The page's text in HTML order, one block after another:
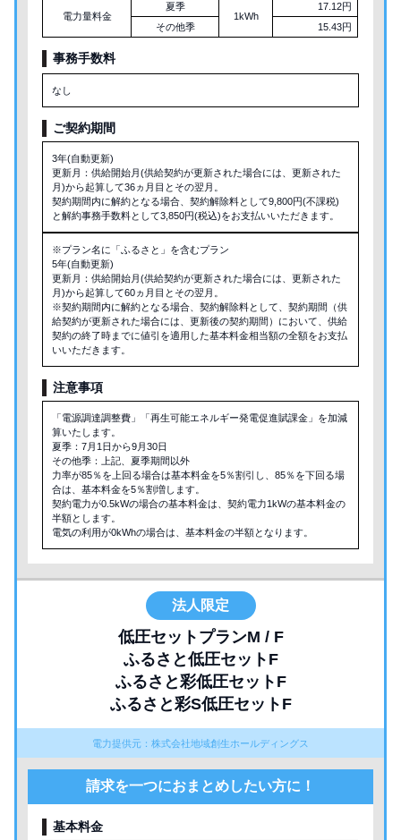
電力量料金
夏季
1kWh
17.12円
その他季
15.43円
事務手数料
なし
ご契約期間
3年(自動更新)
更新月：供給開始月(供給契約が更新された場合には、更新された
月)から起算して36ヵ月目とその翌月。
契約期間内に解約となる場合、契約解除料として9,800円(不課税)
と解約事務手数料として3,850円(税込)をお支払いいただきます。
※プラン名に「ふるさと」を含むプラン
5年(自動更新)
更新月：供給開始月(供給契約が更新された場合には、更新された
月)から起算して60ヵ月目とその翌月。
※契約期間内に解約となる場合、契約解除料として、契約期間（供
給契約が更新された場合には、更新後の契約期間）において、供給
契約の終了時までに値引を適用した基本料金相当額の全額をお支払
いいただきます。
注意事項
「電源調達調整費」「再生可能エネルギー発電促進賦課金」を加減
算いたします。
夏季：7月1日から9月30日
その他季：上記、夏季期間以外
力率が85％を上回る場合は基本料金を5％割引し、85％を下回る場
合は、基本料金を5％割増します。
契約電力が0.5kWの場合の基本料金は、契約電力1kWの基本料金の
半額とします。
電気の利用が0kWhの場合は、基本料金の半額となります。
低圧セットプランM / F
ふるさと低圧セットF
ふるさと彩低圧セットF
ふるさと彩S低圧セットF
電力提供元：株式会社地域創生ホールディングス
法人限定
請求を一つにおまとめしたい方に！
基本料金